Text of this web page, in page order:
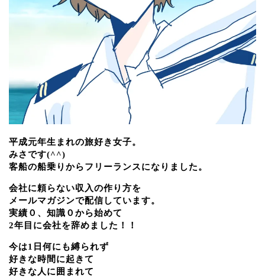
平成元年生まれの旅好き女子。
みさです(^^)
客船の船乗りからフリーランスになりました。
会社に頼らない収入の作り方を
メールマガジンで配信しています。
実績０、知識０から始めて
2年目に会社を辞めました！！
今は1日何にも縛られず
好きな時間に起きて
好きな人に囲まれて